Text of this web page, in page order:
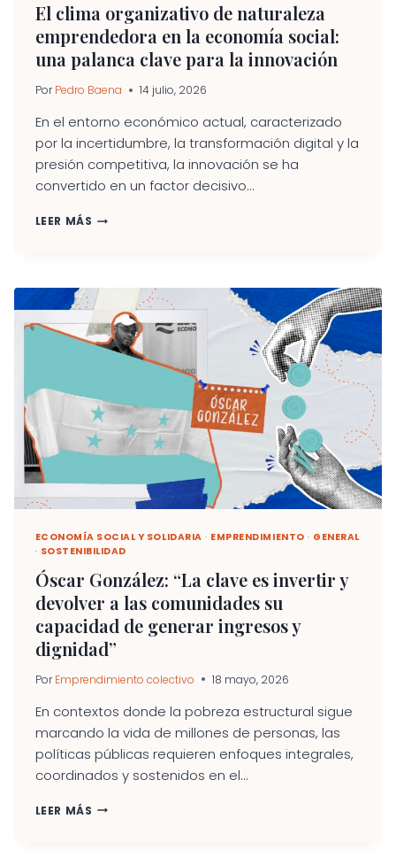
ECONOMÍA
SOCIAL
El clima organizativo de naturaleza
emprendedora en la economía social:
una palanca clave para la innovación
Por Pedro Baena 14 julio, 2026
En el entorno económico actual, caracterizado
por la incertidumbre, la transformación digital y la
presión competitiva, la innovación se ha
convertido en un factor decisivo...
LEER MÁS EL
NATURALEZA
EMPRENDEDORA
EN
LA
ECONOMÍA
PALANCA
CLAVE
PARA
LA
ECONOMÍA SOCIAL Y SOLIDARIA · EMPRENDIMIENTO · GENERAL
· SOSTENIBILIDAD
Óscar González: “La clave es invertir y
devolver a las comunidades su
capacidad de generar ingresos y
dignidad”
Por Emprendimiento colectivo 18 mayo, 2026
En contextos donde la pobreza estructural sigue
marcando la vida de millones de personas, las
políticas públicas requieren enfoques integrales,
coordinados y sostenidos en el...
LEER MÁS ÓSCAR